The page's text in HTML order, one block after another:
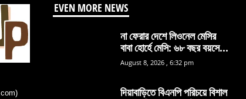
EVEN MORE NEWS
না ফেরার দেশে লিওনেল মেসির
বাবা হোর্হে মেসি: ৬৮ বছর বয়সে...
August 8, 2026 , 6:32 pm
দিয়াবাড়িতে বিএনপি পরিচয়ে বিশাল